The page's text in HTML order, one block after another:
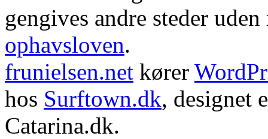
gengives andre steder
ophavsloven.
frunielsen.net kører
hos Surftown.dk, designet
Catarina.dk.